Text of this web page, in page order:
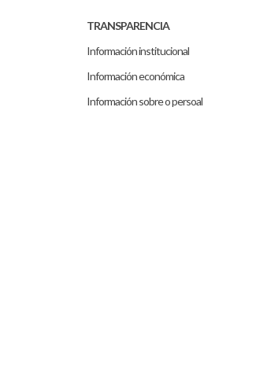
TRANSPARENCIA
Información institucional
Información económica
Información sobre o persoal